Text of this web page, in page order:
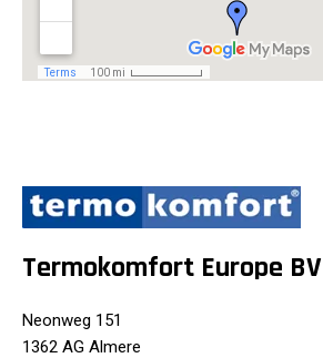
Termokomfort Europe BV
Neonweg 151
1362 AG Almere